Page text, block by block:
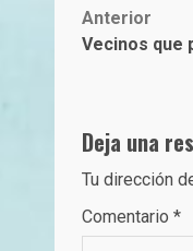
Post
Anterior
Vecinos que
Deja una
Tu dirección
Comentario *